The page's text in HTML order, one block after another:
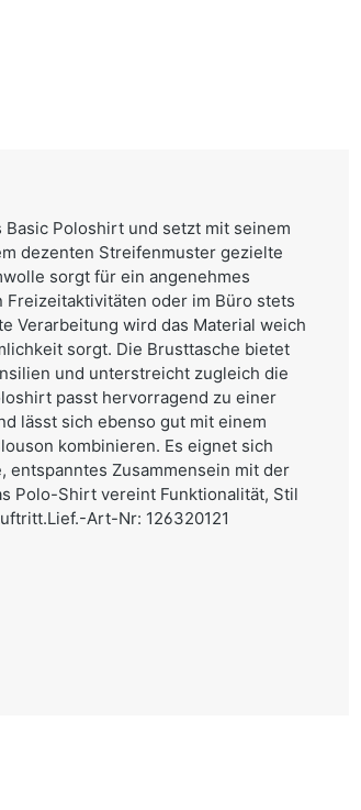
Poloshirt und setzt mit seinem
dezenten Streifenmuster gezielte
sorgt für ein angenehmes
oder im Büro stets
Verarbeitung wird das Material weich
sorgt. Die Brusttasche bietet
und unterstreicht zugleich die
passt hervorragend zu einer
lässt sich ebenso gut mit einem
kombinieren. Es eignet sich
entspanntes Zusammensein mit der
Polo-Shirt vereint Funktionalität, Stil
Art-Nr: 126320121